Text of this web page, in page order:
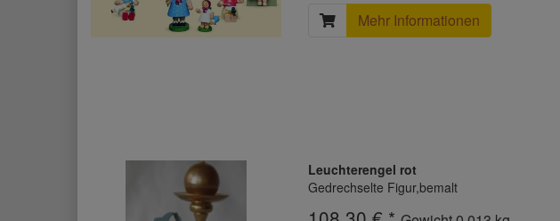
Mehr Informationen
Leuchterengel rot
Gedrechselte Figur,bemalt